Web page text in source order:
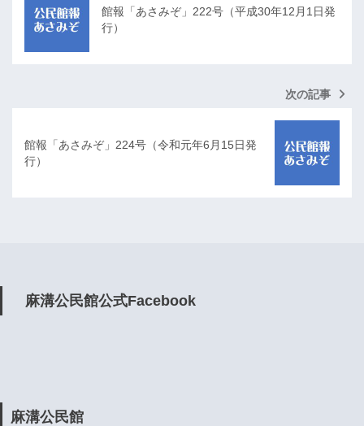
館報「あさみぞ」222号（平成30年12月1日発
行）
次の記事
館報「あさみぞ」224号（令和元年6月15日発
行）
麻溝公民館公式Facebook
麻溝公民館